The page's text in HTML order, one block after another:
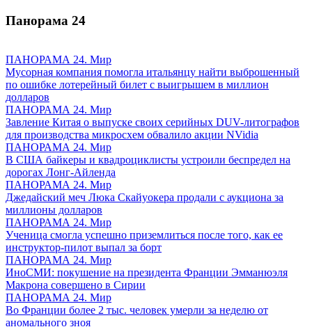
Панорама 24
ПАНОРАМА 24. Мир
Мусорная компания помогла итальянцу найти выброшенный
по ошибке лотерейный билет с выигрышем в миллион
долларов
ПАНОРАМА 24. Мир
Завление Китая о выпуске своих серийных DUV-литографов
для производства микросхем обвалило акции NVidia
ПАНОРАМА 24. Мир
В США байкеры и квадроциклисты устроили беспредел на
дорогах Лонг-Айленда
ПАНОРАМА 24. Мир
Джедайский меч Люка Скайуокера продали с аукциона за
миллионы долларов
ПАНОРАМА 24. Мир
Ученица смогла успешно приземлиться после того, как ее
инструктор-пилот выпал за борт
ПАНОРАМА 24. Мир
ИноСМИ: покушение на президента Франции Эмманюэля
Макрона совершено в Сирии
ПАНОРАМА 24. Мир
Во Франции более 2 тыс. человек умерли за неделю от
аномального зноя